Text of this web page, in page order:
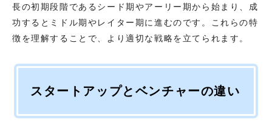
長の初期段階であるシード期やアーリー期から始まり、成
功するとミドル期やレイター期に進むのです。これらの特
徴を理解することで、より適切な戦略を立てられます。
スタートアップとベンチャーの違い